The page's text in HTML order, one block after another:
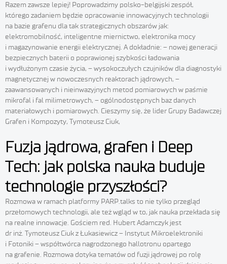
Razem zawsze lepiej! Poprowadzimy polsko-belgijski zespół,
którego zadaniem będzie opracowanie innowacyjnych technologii
na bazie grafenu dla tak strategicznych obszarów jak:
elektromobilność, inteligentne miernictwo, elektronika mocy
i magazynowanie energii elektrycznej. A dokładnie: – nowej generacji
bezpiecznych baterii o poprawionej szybkości ładowania
i wydłużonym czasie życia, – wysokoczułych czujników dla diagnostyki
magnetycznej w nowoczesnych reaktorach jądrowych, –
zaawansowanych i nieinwazyjnych metod pomiarowych w paśmie
mikrofal i fal milimetrowych, – ogólnodostępnych baz danych
materiałowych i pomiarowych. Cieszymy się, że lider Grupy Badawczej
Grafen i Kompozyty, Tymoteusz Ciuk,
Fuzja jądrowa, grafen i Deep
Tech: jak polska nauka buduje
technologie przyszłości?
Rozmowa w ramach platformy PARP.talks to nie tylko przegląd
przełomowych technologii, ale też wgląd w to, jak nauka przekłada się
na realne innowacje. Gościem red. Hubert Adamczyk jest
dr inż. Tymoteusz Ciuk z Łukasiewicz – Instytut Mikroelektroniki
i Fotoniki – współtwórca nagrodzonego hallotronu opartego
na grafenie. Rozmowa dotyka tematów od fuzji jądrowej po rolę